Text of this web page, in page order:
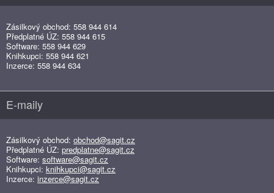
Zásilkový obchod: 558 944 614
Předplatné ÚZ: 558 944 615
Software: 558 944 629
Knihkupci: 558 944 621
Inzerce: 558 944 634
E-maily
Zásilkový obchod: obchod@sagit.cz
Předplatné ÚZ: predplatne@sagit.cz
Software: software@sagit.cz
Knihkupci: knihkupci@sagit.cz
Inzerce: inzerce@sagit.cz